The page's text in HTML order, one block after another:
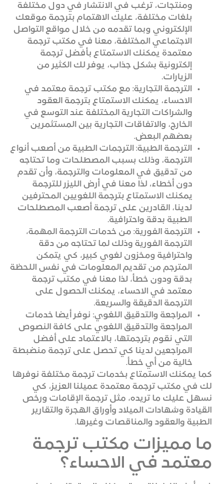
ومنتجات، ترغب في الانتشار في دول مختلفة
بلغات مختلفة، عليك الاهتمام بترجمة موقعك
الإلكتروني وبما تقدمه من خلال مواقع التواصل
الاجتماعي المختلفة، معنا في مكتب ترجمة
معتمدة يمكنك الاستمتاع بأفضل ترجمة
إلكترونية بشكل جذاب، يوفر لك الكثير من
الزيارات.
الترجمة التجارية: مع مكتب ترجمة معتمد في
الاحساء، يمكنك الاستمتاع بترجمة العقود
والشراكات التجارية المختلفة عند التوسع في
الخارج، والاتفاقات التجارية بين المستثمرين
بعضهم البعض.
الترجمة الطبية: الترجمات الطبية من أصعب أنواع
الترجمة، وذلك بسبب المصطلحات وما تحتاجه
من تدقيق في المعلومات والترجمة، وأن تقدم
دون أخطاء، لذا معنا في أرض الليزر للترجمة
يمكنك الاستمتاع بترجمة اللغويين المحترفين
لدينا، القادرين على ترجمة أصعب المصطلحات
الطبية بدقة واحترافية.
الترجمة الفورية: من خدمات الترجمة المهمة،
الترجمة الفورية وذلك لما تحتاجه من دقة
واحترافية ومخزون لغوي كبير، كي يتمكن
المترجم من تقديم المعلومات في نفس اللحظة
بدقة ودون خطأ، لذا معنا في مكتب ترجمة
معتمد في الاحساء، يمكنك الحصول على
الترجمة الدقيقة والسريعة.
المراجعة والتدقيق اللغوي: نوفر أيضا خدمات
المراجعة والتدقيق اللغوي على كافة النصوص
التي نقوم بترجمتها، بالاعتماد على أفضل
المراجعين لدينا كي تحصل على ترجمة منضبطة
خالية من أي خطأ.
كما يمكنك الاستمتاع بخدمات ترجمة مختلفة نوفرها
لك في مكتب ترجمة معتمدة عميلنا العزيز، كي
نسهل عليك ما تريده، مثل ترجمة الإقامات ورخص
القيادة وشهادات الميلاد وأوراق الهجرة والتقارير
الطبية والعقود والمناقصات وغيرها.
ما مميزات مكتب ترجمة
معتمد في الاحساء؟